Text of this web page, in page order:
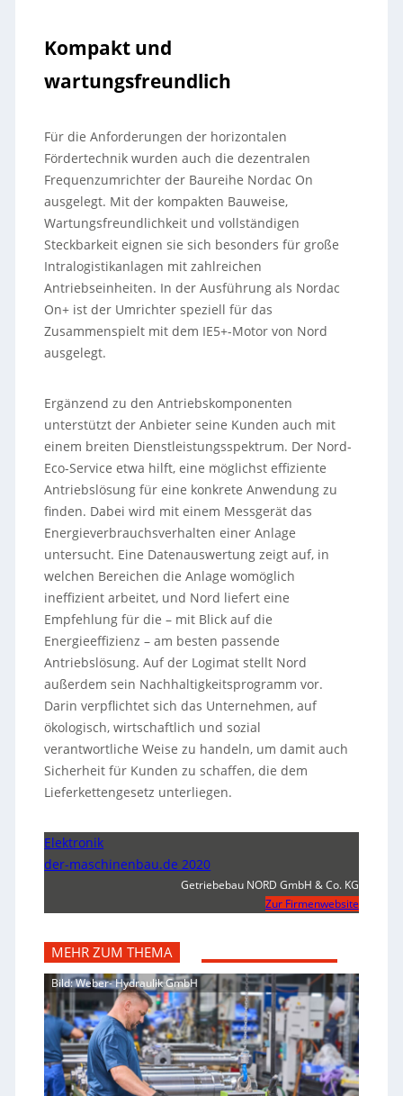
Kompakt und
wartungsfreundlich
Für die Anforderungen der horizontalen
Fördertechnik wurden auch die dezentralen
Frequenzumrichter der Baureihe Nordac On
ausgelegt. Mit der kompakten Bauweise,
Wartungsfreundlichkeit und vollständigen
Steckbarkeit eignen sie sich besonders für große
Intralogistikanlagen mit zahlreichen
Antriebseinheiten. In der Ausführung als Nordac
On+ ist der Umrichter speziell für das
Zusammenspielt mit dem IE5+-Motor von Nord
ausgelegt.
Ergänzend zu den Antriebskomponenten
unterstützt der Anbieter seine Kunden auch mit
einem breiten Dienstleistungsspektrum. Der Nord-
Eco-Service etwa hilft, eine möglichst effiziente
Antriebslösung für eine konkrete Anwendung zu
finden. Dabei wird mit einem Messgerät das
Energieverbrauchsverhalten einer Anlage
untersucht. Eine Datenauswertung zeigt auf, in
welchen Bereichen die Anlage womöglich
ineffizient arbeitet, und Nord liefert eine
Empfehlung für die – mit Blick auf die
Energieeffizienz – am besten passende
Antriebslösung. Auf der Logimat stellt Nord
außerdem sein Nachhaltigkeitsprogramm vor.
Darin verpflichtet sich das Unternehmen, auf
ökologisch, wirtschaftlich und sozial
verantwortliche Weise zu handeln, um damit auch
Sicherheit für Kunden zu schaffen, die dem
Lieferkettengesetz unterliegen.
Elektronik
der-maschinenbau.de 2020
Getriebebau NORD GmbH & Co. KG
Zur Firmenwebsite
MEHR ZUM THEMA
Bild: Weber- Hydraulik GmbH